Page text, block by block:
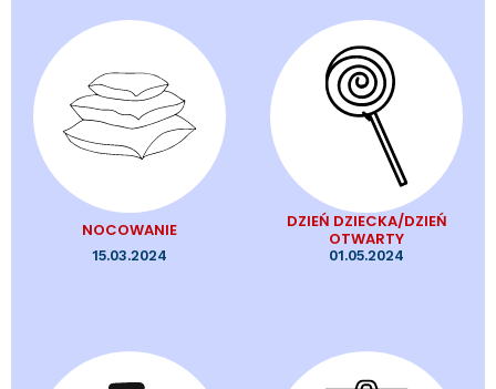
NOCOWANIE
15.03.2024
DZIEŃ DZIECKA/DZIEŃ
OTWARTY
01.05.2024